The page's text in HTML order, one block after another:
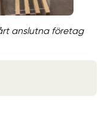
anslutna företag